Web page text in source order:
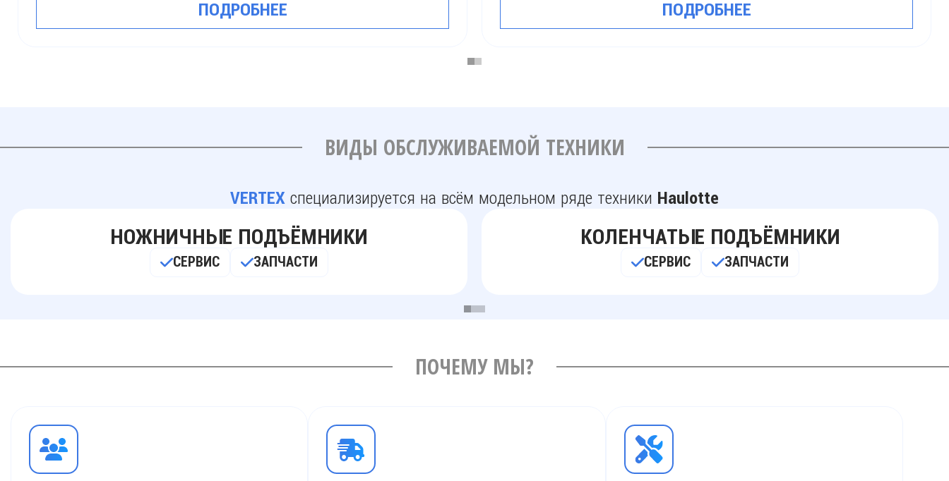
ВИДЫ ОБСЛУЖИВАЕМОЙ ТЕХНИКИ
VERTEX специализируется на всём модельном ряде техники Haulotte
НОЖНИЧНЫЕ ПОДЪЁМНИКИ
ЗАПЧАСТИ
КОЛЕНЧАТЫЕ ПОДЪЁМНИКИ
ЗАПЧАСТИ
ПОЧЕМУ МЫ?